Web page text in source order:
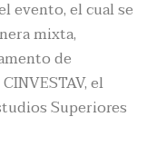
evento, el cual se
mixta,
de
el
Superiores